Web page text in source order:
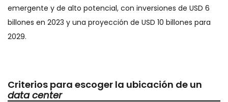
emergente y de alto potencial, con inversiones de USD 6
billones en 2023 y una proyección de USD 10 billones para
2029.
Criterios para escoger la ubicación de un
data center